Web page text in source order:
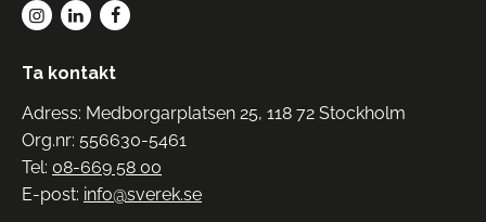
Ta kontakt
Adress: Medborgarplatsen 25, 118 72 Stockholm
Org.nr: 556630-5461
Tel: 08-669 58 00
E-post: info@sverek.se